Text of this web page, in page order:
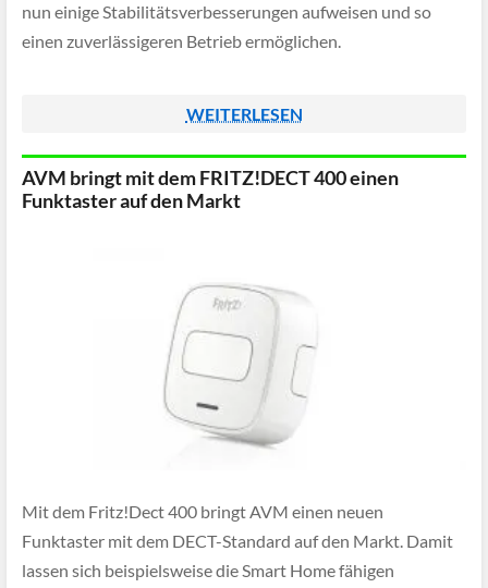
nun einige Stabilitätsverbesserungen aufweisen und so
einen zuverlässigeren Betrieb ermöglichen.
WEITERLESEN
AVM bringt mit dem FRITZ!DECT 400 einen
Funktaster auf den Markt
Mit dem Fritz!Dect 400 bringt AVM einen neuen
Funktaster mit dem DECT-Standard auf den Markt. Damit
lassen sich beispielsweise die Smart Home fähigen